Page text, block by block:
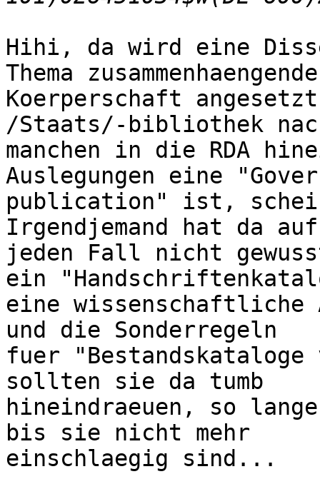
Hihi, da wird eine
Thema
Koerperschaft
/Staats/-bibliothek
manchen in die RDA
Auslegungen eine
publication" ist,
Irgendjemand hat da auf
jeden Fall nicht
ein
eine
und die Sonderregeln
fuer
sollten sie da tumb
hineindraeuen, so lange
bis sie nicht mehr
einschlaegig sind...